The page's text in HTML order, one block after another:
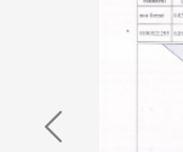
Previous